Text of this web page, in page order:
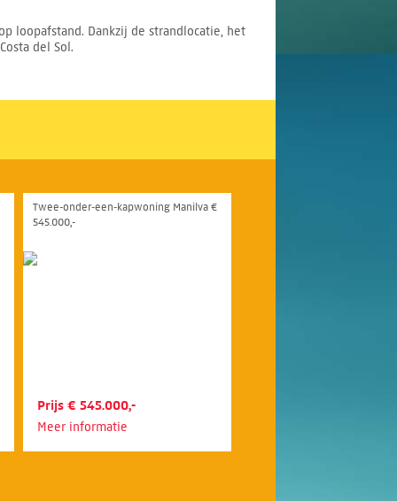
loopafstand. Dankzij de strandlocatie, het
del Sol.
Twee-onder-een-kapwoning Manilva €
545.000,-
Prijs € 545.000,-
Meer informatie